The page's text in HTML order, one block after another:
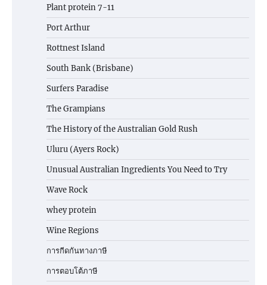
Plant protein 7-11
Port Arthur
Rottnest Island
South Bank (Brisbane)
Surfers Paradise
The Grampians
The History of the Australian Gold Rush
Uluru (Ayers Rock)
Unusual Australian Ingredients You Need to Try
Wave Rock
whey protein
Wine Regions
การกีดกันทางภาษี
การตอบโต้ภาษี